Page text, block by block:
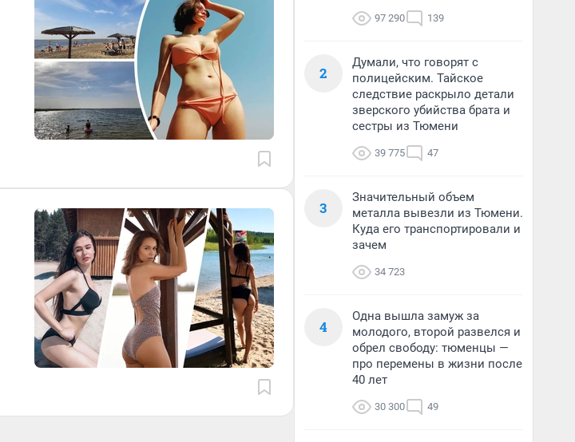
97 290 139
2
Думали, что говорят с
полицейским. Тайское
следствие раскрыло детали
зверского убийства брата и
сестры из Тюмени
39 775 47
3
Значительный объем
металла вывезли из Тюмени.
Куда его транспортировали и
зачем
34 723
4
Одна вышла замуж за
молодого, второй развелся и
обрел свободу: тюменцы —
про перемены в жизни после
40 лет
30 300 49